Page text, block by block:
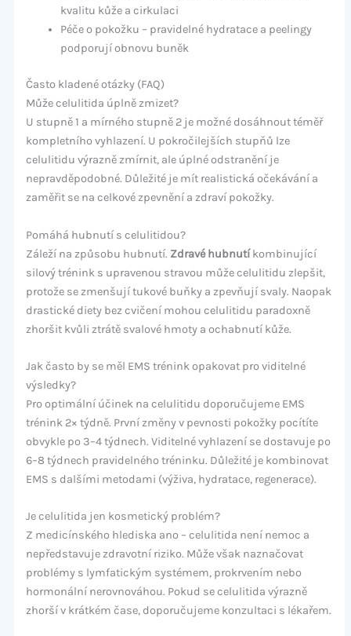
kvalitu kůže a cirkulaci
Péče o pokožku – pravidelné hydratace a peelingy
podporují obnovu buněk
Často kladené otázky (FAQ)
Může celulitida úplně zmizet?
U stupně 1 a mírného stupně 2 je možné dosáhnout téměř
kompletního vyhlazení. U pokročilejších stupňů lze
celulitidu výrazně zmírnit, ale úplné odstranění je
nepravděpodobné. Důležité je mít realistická očekávání a
zaměřit se na celkové zpevnění a zdraví pokožky.
Pomáhá hubnutí s celulitidou?
Záleží na způsobu hubnutí. Zdravé hubnutíkombinující
silový trénink s upravenou stravou může celulitidu zlepšit,
protože se zmenšují tukové buňky a zpevňují svaly. Naopak
drastické diety bez cvičení mohou celulitidu paradoxně
zhoršit kvůli ztrátě svalové hmoty a ochabnutí kůže.
Jak často by se měl EMS trénink opakovat pro viditelné
výsledky?
Pro optimální účinek na celulitidu doporučujeme EMS
trénink 2× týdně. První změny v pevnosti pokožky pocítíte
obvykle po 3–4 týdnech. Viditelné vyhlazení se dostavuje po
6–8 týdnech pravidelného tréninku. Důležité je kombinovat
EMS s dalšími metodami (výživa, hydratace, regenerace).
Je celulitida jen kosmetický problém?
Z medicínského hlediska ano – celulitida není nemoc a
nepředstavuje zdravotní riziko. Může však naznačovat
problémy s lymfatickým systémem, prokrvením nebo
hormonální nerovnováhou. Pokud se celulitida výrazně
zhorší v krátkém čase, doporučujeme konzultaci s lékařem.